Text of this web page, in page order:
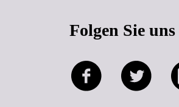
Folgen Sie